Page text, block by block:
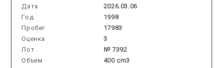
Дата
2026.03.06
Год
1998
Пробег
17983
Оценка
3
Лот
№ 7392
Объем
400 cm3